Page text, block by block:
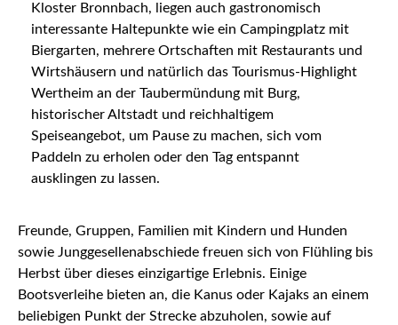
Kloster Bronnbach, liegen auch gastronomisch
interessante Haltepunkte wie ein Campingplatz mit
Biergarten, mehrere Ortschaften mit Restaurants und
Wirtshäusern und natürlich das Tourismus-Highlight
Wertheim an der Taubermündung mit Burg,
historischer Altstadt und reichhaltigem
Speiseangebot, um Pause zu machen, sich vom
Paddeln zu erholen oder den Tag entspannt
ausklingen zu lassen.
Freunde, Gruppen, Familien mit Kindern und Hunden
sowie Junggesellenabschiede freuen sich von Flühling bis
Herbst über dieses einzigartige Erlebnis. Einige
Bootsverleihe bieten an, die Kanus oder Kajaks an einem
beliebigen Punkt der Strecke abzuholen, sowie auf